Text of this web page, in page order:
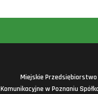
Miejskie Przedsiębiorstwo
Komunikacyjne w Poznaniu